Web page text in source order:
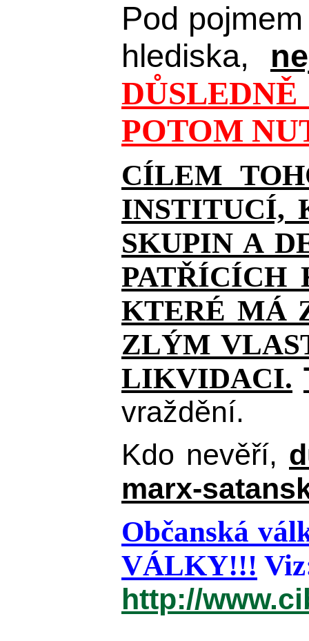
Pod pojmem
hlediska,
POTOM
CÍLEM
INSTITUCÍ,
SKUPIN A
PATŘÍCÍCH
KTERÉ MÁ
ZLÝM
LIKVIDACI.
vraždění.
Kdo nevěří,
marx-
Občanská
VÁLKY!!!
http://